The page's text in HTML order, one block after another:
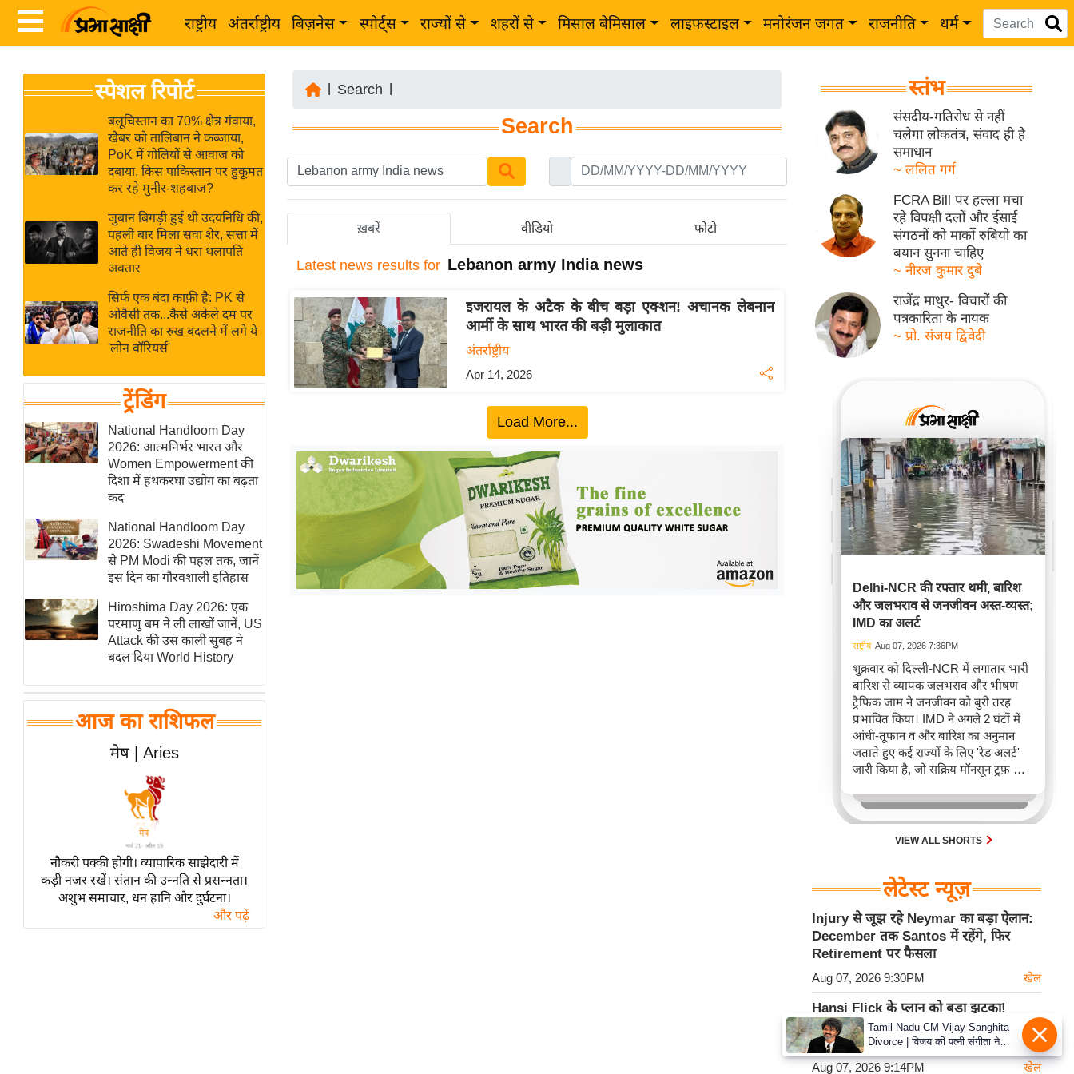
राष्ट्रीय अंतर्राष्ट्रीय बिज़नेस स्पोर्ट्स राज्यों से शहरों से मिसाल बेमिसाल लाइफस्टाइल मनोरंजन जगत राजनीति धर्म
News
Hindi
Hindi
Live
News in
Hindi
News
Hindi
Videos
ब
र
अंतर्राष्ट्रीय
बिज़नेस
उद्योग
विशेषज्ञ
राय
खेल
क्रिकेट
IPL
2026
मिसाल बेमिसाल
शख्सियत
यंग इंडिया
साहित्य जगत
ऑटो वर्ल्ड
न्यूज ब्रीफ
बॉलीवुड
हॉलीवुड
फिल्म समीक्षा
लाइफस्टाइल
टेक्नॉलॉजी
ब्यूटी/फैशन
घरेलू नुस्खे
स्पेशल रिपोर्ट
बलूचिस्तान का 70% क्षेत्र गंवाया,
खैबर को तालिबान ने कब्जाया,
PoK में गोलियों से आवाज को
दबाया, किस पाकिस्तान पर हुकूमत
कर रहे मुनीर-शहबाज?
जुबान बिगड़ी हुई थी उदयनिधि की,
पहली बार मिला सवा शेर, सत्ता में
आते ही विजय ने धरा थलापति
अवतार
सिर्फ एक बंदा काफ़ी है: PK से
ओवैसी तक...कैसे अकेले दम पर
राजनीति का रुख बदलने में लगे ये
'लोन वॉरियर्स'
ट्रेंडिंग
National Handloom Day
2026: आत्मनिर्भर भारत और
Women Empowerment की
दिशा में हथकरघा उद्योग का बढ़ता
कद
National Handloom Day
2026: Swadeshi Movement
से PM Modi की पहल तक, जानें
इस दिन का गौरवशाली इतिहास
Hiroshima Day 2026: एक
परमाणु बम ने ली लाखों जानें, US
Attack की उस काली सुबह ने
बदल दिया World History
आज का राशिफल
मेष | Aries
नौकरी पक्की होगी। व्यापारिक साझेदारी में
कड़ी नजर रखें। संतान की उन्नति से प्रसन्नता।
अशुभ समाचार, धन हानि और दुर्घटना।
और पढ़ें
Search
Search
ख़बरें वीडियो फोटो
Latest news results for Lebanon army India news
इजरायल के अटैक के बीच बड़ा एक्शन! अचानक लेबनान
आर्मी के साथ भारत की बड़ी मुलाकात
अंतर्राष्ट्रीय
Apr 14, 2026
Load More...
स्तंभ
संसदीय-गतिरोध से नहीं
चलेगा लोकतंत्र, संवाद ही है
समाधान
~ ललित गर्ग
FCRA Bill पर हल्ला मचा
रहे विपक्षी दलों और ईसाई
संगठनों को मार्को रुबियो का
बयान सुनना चाहिए
~ नीरज कुमार दुबे
राजेंद्र माथुर- विचारों की
पत्रकारिता के नायक
~ प्रो. संजय द्विवेदी
Delhi-NCR की रफ्तार थमी, बारिश
और जलभराव से जनजीवन अस्त-व्यस्त;
IMD का अलर्ट
राष्ट्रीय Aug 07, 2026 7:36PM
शुक्रवार को दिल्ली-NCR में लगातार भारी
बारिश से व्यापक जलभराव और भीषण
ट्रैफिक जाम ने जनजीवन को बुरी तरह
प्रभावित किया। IMD ने अगले 2 घंटों में
आंधी-तूफान व और बारिश का अनुमान
जताते हुए कई राज्यों के लिए 'रेड अलर्ट'
जारी किया है, जो सक्रिय मॉनसून ट्रफ़ और
जिससे यातायात बाधित होने के साथ-साथ
सफदरजंग अस्पताल में भी जलभराव की
स्थिति बनी।VIEW ALL SHORTS
लेटेस्ट न्यूज़
Injury से जूझ रहे Neymar का बड़ा ऐलान:
December तक Santos में रहेंगे, फिर
Retirement पर फैसला
Aug 07, 2026 9:30PM खेल
Hansi Flick के प्लान को बड़ा झटका!
Security Reasons से Barcelona ने
टाला 15 August का अभ्यास मुकाबला
Aug 07, 2026 9:14PM खेल
Tamil Nadu CM Vijay Sanghita
Divorce | विजय की पत्नी संगीता ने
वापस ली तलाक की अर्जी, कोर्ट ने मामले
को किया निपटाया